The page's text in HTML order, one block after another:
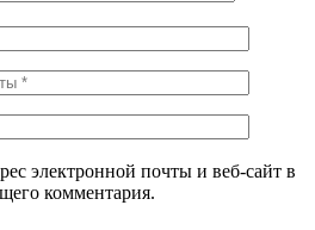
электронной почты и веб-сайт в
комментария.